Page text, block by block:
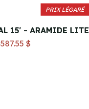
PRIX LÉGARÉ
15' - ARAMIDE LITE
$